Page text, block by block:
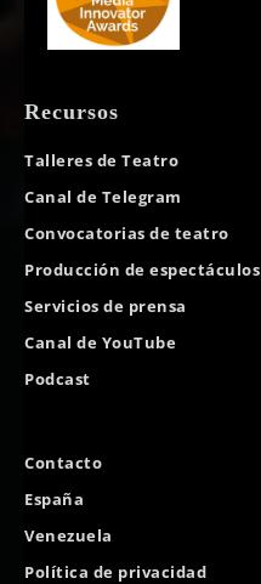
Recursos
Talleres de Teatro
Canal de Telegram
Convocatorias de teatro
Producción de espectáculos
Servicios de prensa
Canal de YouTube
Podcast
Contacto
España
Venezuela
Política de privacidad